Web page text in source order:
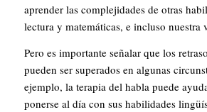
aprender las complejidades de otras
lectura y matemáticas, e incluso nuestra
Pero es importante señalar que los
pueden ser superados en algunas
ejemplo, la terapia del habla puede
ponerse al día con sus habilidades